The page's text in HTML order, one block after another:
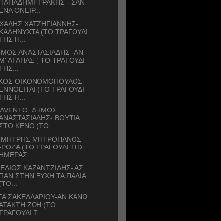
ΠΑΠΑΔΗΜΗΤΡΑΚΗΣ - ΣΑΝ
ΕΝΑ ΟΝΕΙΡ...
ΧΑΤΖΗΓΙΑΝΝΗΣ-
ΚΑΛΗΝΥΧΤΑ (ΤΟ ΤΡΑΓΟΥΔΙ
Η...
ΑΝΑΣΤΑΣΙΑΔΗΣ -ΑΝ
Μ' ΑΓΑΠΑΣ ( ΤΟ ΤΡΑΓΟΥΔΙ
ΟΙΚΟΝΟΜΟΠΟΥΛΟΣ-
ΕΝΝΟΕΙΤΑΙ (ΤΟ ΤΡΑΓΟΥΔΙ
Η...
ΔΗΜΟΣ
ΒΟΥΤΙΑ
ΣΤΟ ΚΕΝΟ (ΤΟ ...
ΜΗΤΡΟΠΑΝΟΣ
ΡΟΖΑ (ΤΟ ΤΡΑΓΟΥΔΙ ΤΗΣ
ΗΜΕΡΑΣ ...
ΚΑΖΑΝΤΖΙΔΗΣ- ΑΣ
ΠΑΝ ΣΤΗΝ ΕΥΧΗ ΤΑ ΠΑΛΙΑ
(ΤΟ...
ΣΑΚΕΛΛΑΡΙΟΥ-ΑΝ ΚΑΝΩ
ΖΩΗ (ΤΟ
Τ...